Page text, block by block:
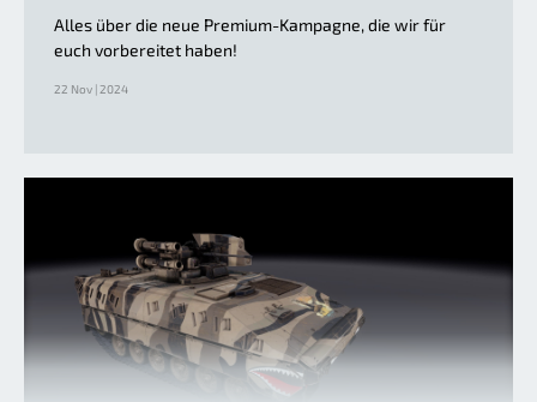
Alles über die neue Premium-Kampagne, die wir für
euch vorbereitet haben!
22 Nov | 2024